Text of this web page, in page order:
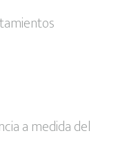
a medida del